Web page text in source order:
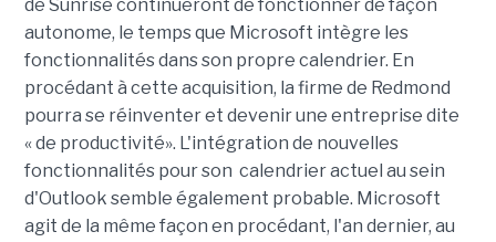
de Sunrise continueront de fonctionner de façon
autonome, le temps que Microsoft intègre les
fonctionnalités dans son propre calendrier. En
procédant à cette acquisition, la firme de Redmond
pourra se réinventer et devenir une entreprise dite
« de productivité». L'intégration de nouvelles
fonctionnalités pour son calendrier actuel au sein
d'Outlook semble également probable. Microsoft
agit de la même façon en procédant, l'an dernier, au